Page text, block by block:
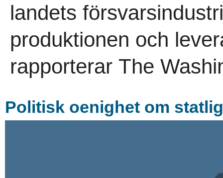
landets
produktionen och
rapporterar The
Politisk oenighet om